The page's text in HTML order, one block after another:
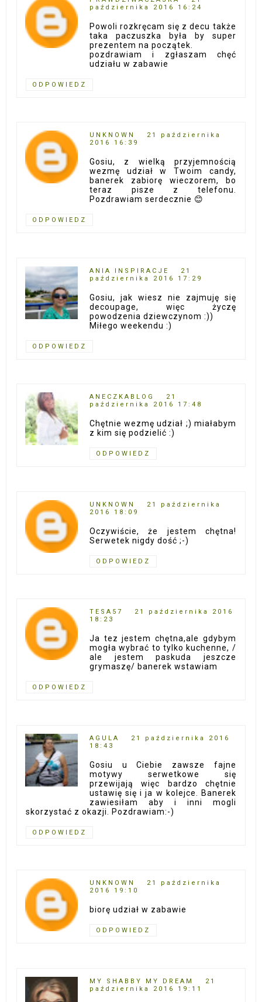
października 2016 16:24
Powoli rozkręcam się z decu także
taka paczuszka była by super
prezentem na początek.
pozdrawiam i zgłaszam chęć
udziału w zabawie
ODPOWIEDZ
UNKNOWN
21 października
2016 16:39
Gosiu, z wielką przyjemnością
wezmę udział w Twoim candy,
banerek zabiorę wieczorem, bo
teraz pisze z telefonu.
Pozdrawiam serdecznie 😊
ODPOWIEDZ
ANIA INSPIRACJE
21
października 2016 17:29
Gosiu, jak wiesz nie zajmuję się
decoupage, więc życzę
powodzenia dziewczynom :))
Miłego weekendu :)
ODPOWIEDZ
ANECZKABLOG
21
października 2016 17:48
Chętnie wezmę udział ;) miałabym
z kim się podzielić :)
ODPOWIEDZ
UNKNOWN
21 października
2016 18:09
Oczywiście, że jestem chętna!
Serwetek nigdy dość ;-)
ODPOWIEDZ
TESA57
21 października 2016
18:23
Ja tez jestem chętna,ale gdybym
mogła wybrać to tylko kuchenne, /
ale jestem paskuda jeszcze
grymaszę/ banerek wstawiam
ODPOWIEDZ
AGULA
21 października 2016
18:43
Gosiu u Ciebie zawsze fajne
motywy serwetkowe się
przewijają więc bardzo chętnie
ustawię się i ja w kolejce. Banerek
zawiesiłam aby i inni mogli
skorzystać z okazji. Pozdrawiam:-)
ODPOWIEDZ
UNKNOWN
21 października
2016 19:10
biorę udział w zabawie
ODPOWIEDZ
MY SHABBY MY DREAM
21
października 2016 19:11